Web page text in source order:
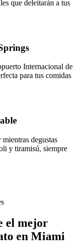
que deleitarán a tus
Internacional de
para tus comidas
degustas
y tiramisú, siempre
el mejor
en Miami